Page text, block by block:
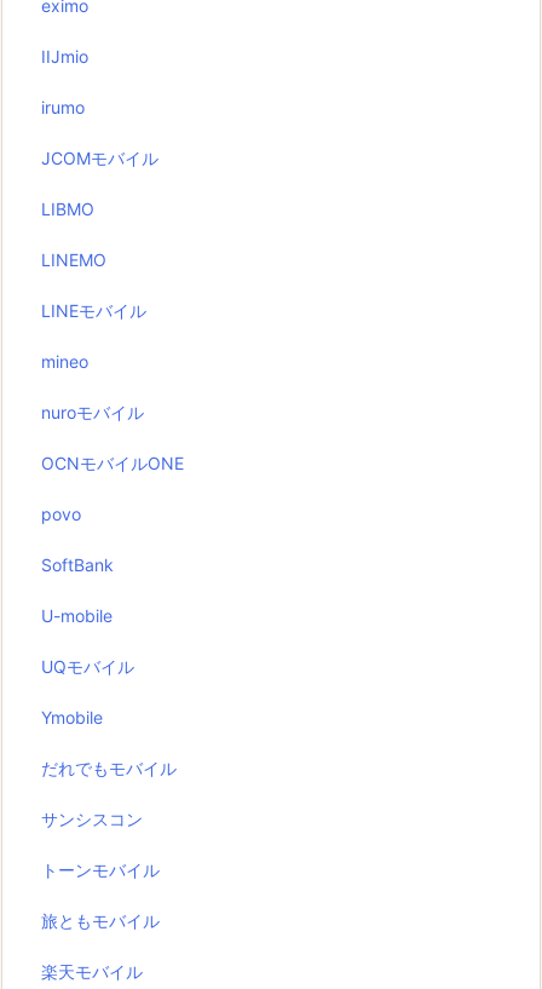
eximo
IIJmio
irumo
JCOMモバイル
LIBMO
LINEMO
LINEモバイル
mineo
nuroモバイル
OCNモバイルONE
povo
SoftBank
U-mobile
UQモバイル
Ymobile
だれでもモバイル
サンシスコン
トーンモバイル
旅ともモバイル
楽天モバイル